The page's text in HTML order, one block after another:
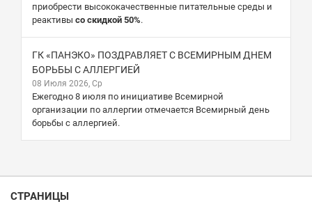
приобрести высококачественные питательные среды и
реактивы со скидкой 50%.
ГК «ПАНЭКО» ПОЗДРАВЛЯЕТ С ВСЕМИРНЫМ ДНЕМ
БОРЬБЫ С АЛЛЕРГИЕЙ
08 Июля 2026, Ср
Ежегодно 8 июля по инициативе Всемирной
организации по аллергии отмечается Всемирный день
борьбы с аллергией.
СТРАНИЦЫ